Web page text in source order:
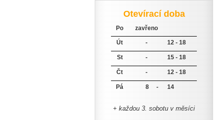
Otevírací doba
Po zavřeno
Út - 12 - 18
St - 15 - 18
Čt - 12 - 18
Pá 8 - 14
+ každou 3. sobotu v měsíci